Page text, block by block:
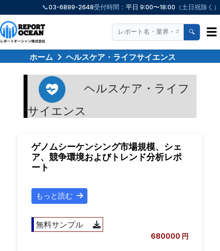
📞03-6899-2648受付時間： 平日 9:00〜18:00 （土日祝除く）
🔍 ☰
ホーム ヘルスケア・ライフサイエンス
ヘルスケア・ライフ
サイエンス
ゲノムシーケンシング市場規模、シェ
ア、競争環境およびトレンド分析レポ
ート
もっと読む
無料サンプル
680000 円